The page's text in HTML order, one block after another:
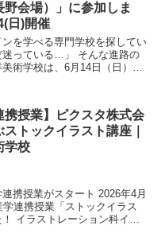
野会場）」に参加しま
日)開催
を学べる専門学校を探してい
…」 そんな進路の
術学校は、6月14日（日）開
携授業】ピクスタ株式会
トックイラスト講座｜
学校
がスタート 2026年4月
連携授業「ストックイラス
ラ